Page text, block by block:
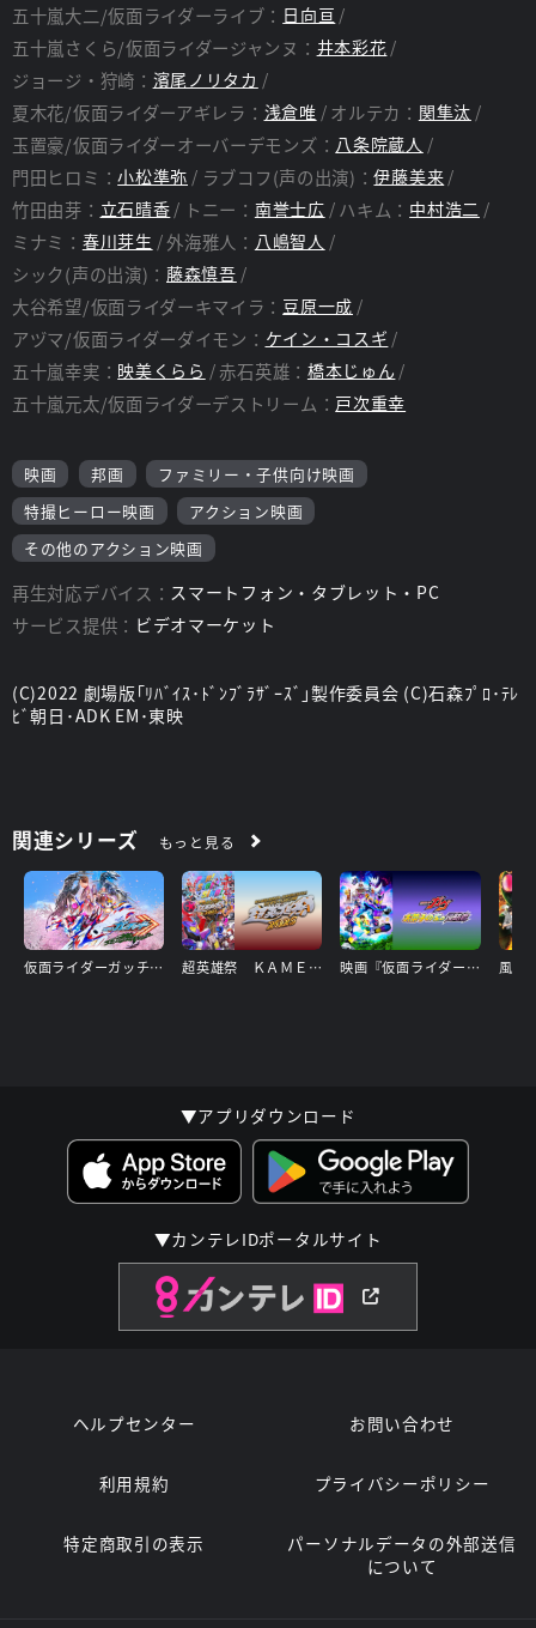
五十嵐大二/仮面ライダーライブ： 日向亘
五十嵐さくら/仮面ライダージャンヌ： 井本彩花
ジョージ・狩崎： 濱尾ノリタカ
夏木花/仮面ライダーアギレラ： 浅倉唯 オルテカ： 関隼汰
玉置豪/仮面ライダーオーバーデモンズ： 八条院蔵人
門田ヒロミ：小松準弥 ラブコフ(声の出演)：伊藤美来
竹田由芽： 立石晴香 トニー： 南誉士広 ハキム： 中村浩二
ミナミ： 春川芽生 外海雅人： 八嶋智人
シック(声の出演)： 藤森慎吾
大谷希望/仮面ライダーキマイラ： 豆原一成
アヅマ/仮面ライダーダイモン： ケイン・コスギ
五十嵐幸実： 映美くらら 赤石英雄： 橋本じゅん
五十嵐元太/仮面ライダーデストリーム： 戸次重幸
映画 邦画
ファミリー・子供向け映画
特撮ヒーロー映画
アクション映画
その他のアクション映画
再生対応デバイス： スマートフォン・タブレット・PC
サービス提供： ビデオマーケット
(C)2022 劇場版｢ﾘﾊﾞｲｽ･ﾄﾞﾝﾌﾞﾗｻﾞｰｽﾞ｣製作委員会 (C)石森ﾌﾟﾛ･ﾃﾚ
ﾋﾞ朝日･ADK EM･東映
関連シリーズ もっと見る
仮面ライダーガッチャードGRADUATIONS／ホッパー１のはるやすみ 超英雄祭 ＫＡＭＥＮ ＲＩＤＥＲ × ＳＵＰＥＲ ＳＥＮＴＡＩ ＬＩＶＥ ＆ ＳＨＯＷ ２０２５ 映画『仮面ライダーガヴ お菓子の家の侵略者』
▼アプリダウンロード
▼カンテレIDポータルサイト
ヘルプセンター お問い合わせ
利用規約 プライバシーポリシー
特定商取引の表示
パーソナルデータの外部送信
について